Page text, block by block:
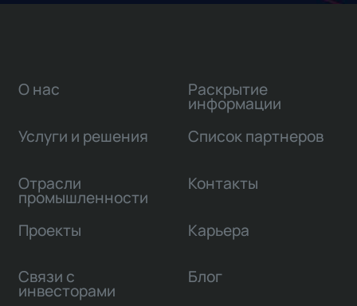
О нас
Услуги и решения
Отрасли
промышленности
Проекты
Связи с
инвесторами
Раскрытие
информации
Список партнеров
Контакты
Карьера
Блог